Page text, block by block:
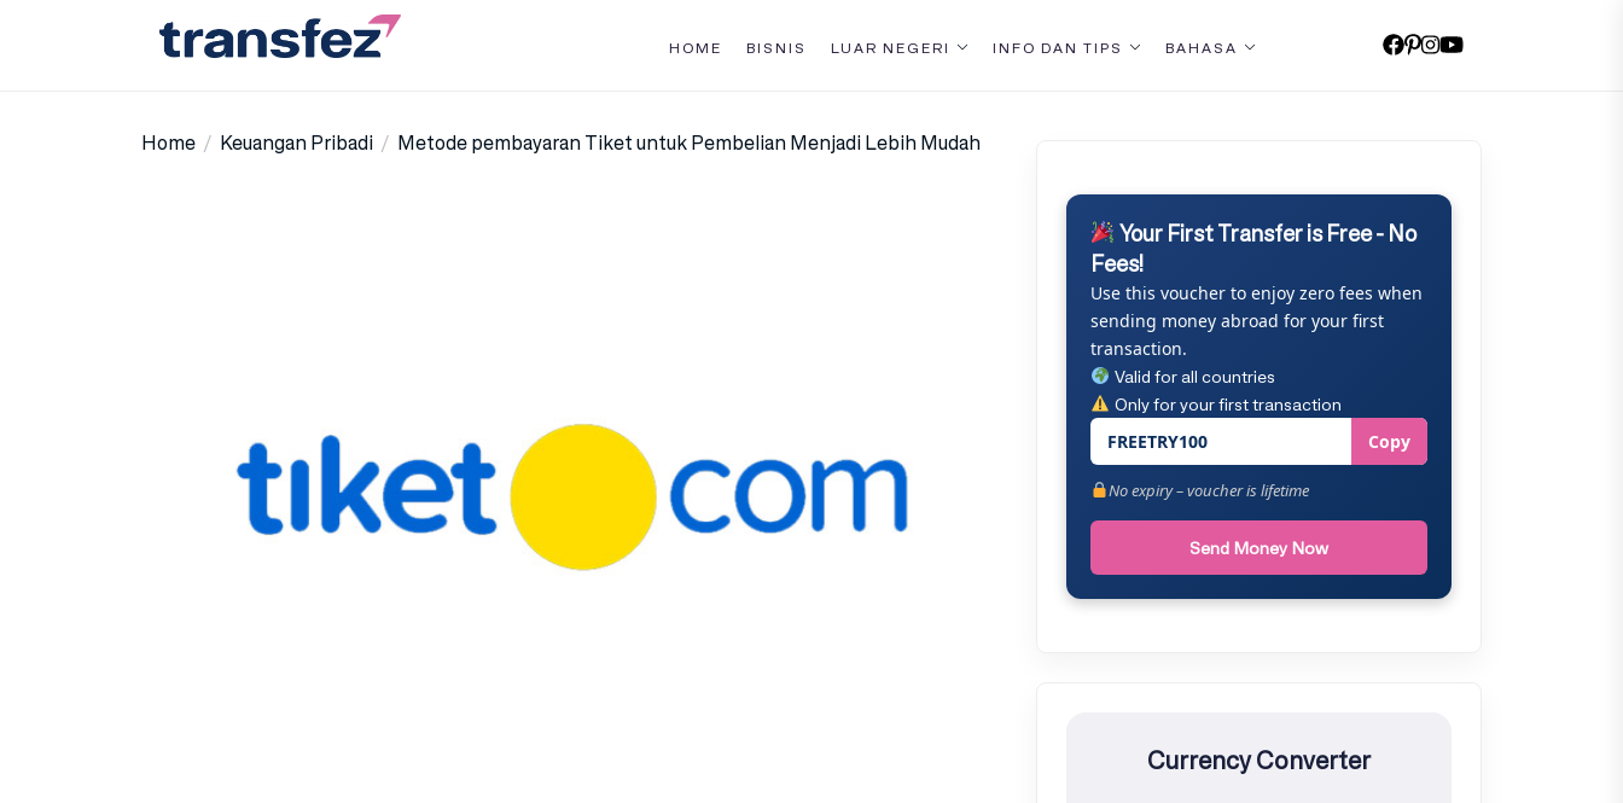
HOME BISNIS LUAR NEGERI INFO DAN TIPS BAHASA
Home Keuangan Pribadi Metode pembayaran Tiket untuk Pembelian Menjadi Lebih Mudah
Your First Transfer is Free - No
Fees!
Use this voucher to enjoy zero fees when
sending money abroad for your first
transaction.
Valid for all countries
Only for your first transaction
FREETRY100 Copy
No expiry – voucher is lifetime
Send Money Now
Currency Converter